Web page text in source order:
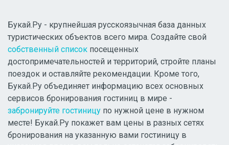
Букай.Ру - крупнейшая русскоязычная база данных
туристических объектов всего мира. Создайте свой
собственный список посещенных
достопримечательностей и территорий, стройте планы
поездок и оставляйте рекомендации. Кроме того,
Букай.Ру объединяет информацию всех основных
сервисов бронирования гостиниц в мире -
забронируйте гостиницу по нужной цене в нужном
месте! Букай.Ру покажет вам цены в разных сетях
бронирования на указанную вами гостиницу в